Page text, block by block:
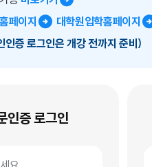
페이지
대학원입학홈페이지
증 로그인은 개강 전까지 준비)
인증 로그인